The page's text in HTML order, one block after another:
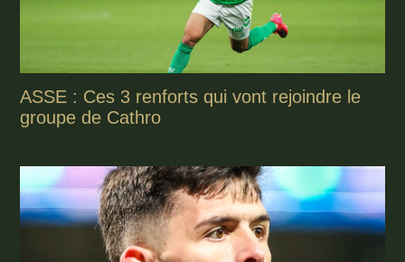
ASSE : Ces 3 renforts qui vont rejoindre le
groupe de Cathro